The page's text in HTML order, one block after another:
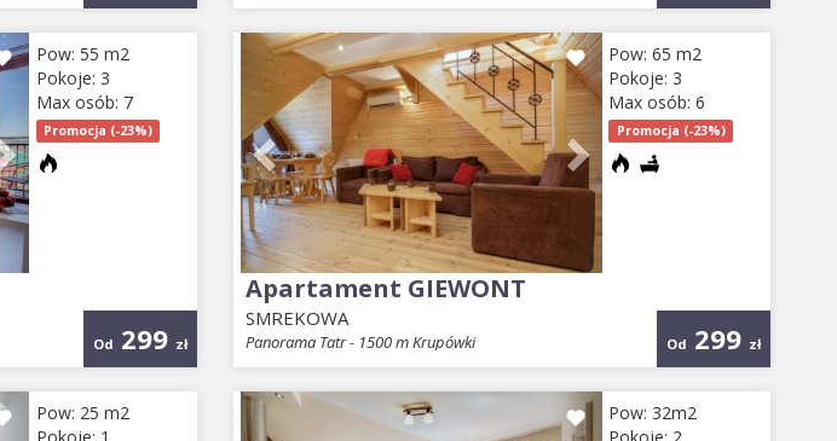
Od 299 zł
NextPow: 55 m2
Pokoje: 3
Max osób: 7
Promocja (-23%)
Od 299 zł
Previous NextPow: 65 m2
Pokoje: 3
Max osób: 6
Promocja (-23%)
Apartament GIEWONT
SMREKOWA
Panorama Tatr - 1500 m Krupówki
NextPow: 25 m2
Previous NextPow: 32m2